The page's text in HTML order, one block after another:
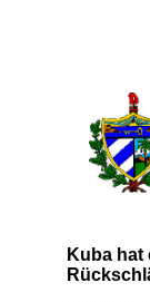
Kuba hat